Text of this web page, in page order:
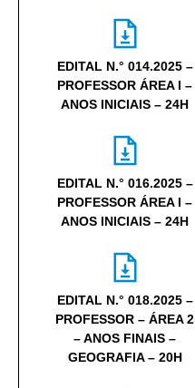
EDITAL N.° 014.2025 –
PROFESSOR ÁREA I –
ANOS INICIAIS – 24H
EDITAL N.° 016.2025 –
PROFESSOR ÁREA I –
ANOS INICIAIS – 24H
EDITAL N.° 018.2025 –
PROFESSOR – ÁREA 2
– ANOS FINAIS –
GEOGRAFIA – 20H